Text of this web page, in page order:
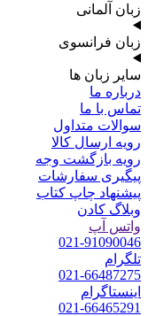
زبان آلمانی
زبان فرانسوی
سایر زبان ها
درباره ما
تماس با ما
سوالات متداول
رویه ارسال کالا
رویه بازگشت وجه
پیگیری سفارشات
پیشنهاد چاپ کتاب
وبلاگ کادن
واتس آپ
021-91090046
تلگرام
021-66487275
اینستاگرام
021-66465291